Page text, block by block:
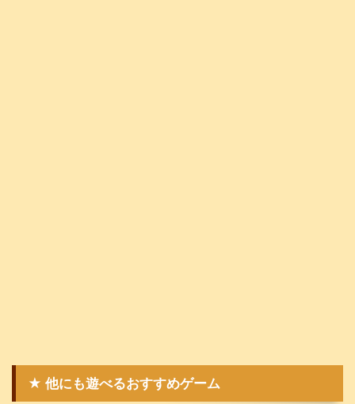
★ 他にも遊べるおすすめゲーム